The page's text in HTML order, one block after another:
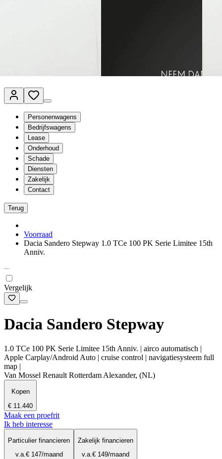
Personenwagens
Bedrijfswagens
Lease
Onderhoud
Schade
Diensten
Zakelijk
Contact
Terug
Voorraad
Dacia Sandero Stepway 1.0 TCe 100 PK Serie Limitee 15th
Anniv.
Vergelijk
Dacia Sandero Stepway
1.0 TCe 100 PK Serie Limitee 15th Anniv. | airco automatisch |
Apple Carplay/Android Auto | cruise control | navigatiesysteem full
map |
Van Mossel Renault Rotterdam Alexander, (NL)
Kopen
€ 11.440
Maak een proefrit
Ik heb interesse
Particulier financieren
v.a.€ 147/maand
Zakelijk financieren
v.a.€ 149/maand